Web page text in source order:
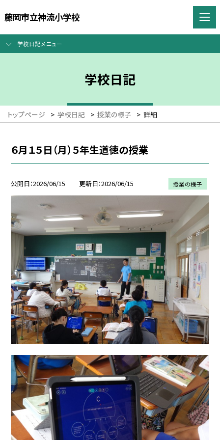
藤岡市立神流小学校
学校日記メニュー
学校日記
トップページ > 学校日記 > 授業の様子 > 詳細
６月１５日（月）５年生道徳の授業
公開日 2026/06/15 更新日 2026/06/15 授業の様子